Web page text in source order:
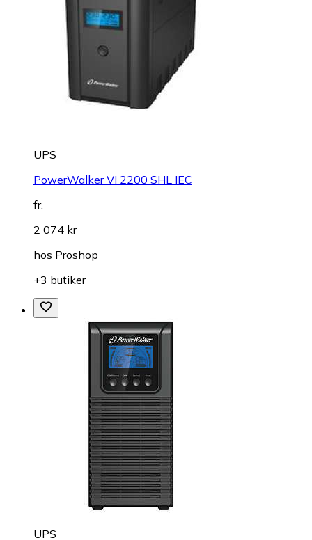
UPS
PowerWalker VI 2200 SHL IEC
fr.
2 074 kr
hos Proshop
+3 butiker
UPS